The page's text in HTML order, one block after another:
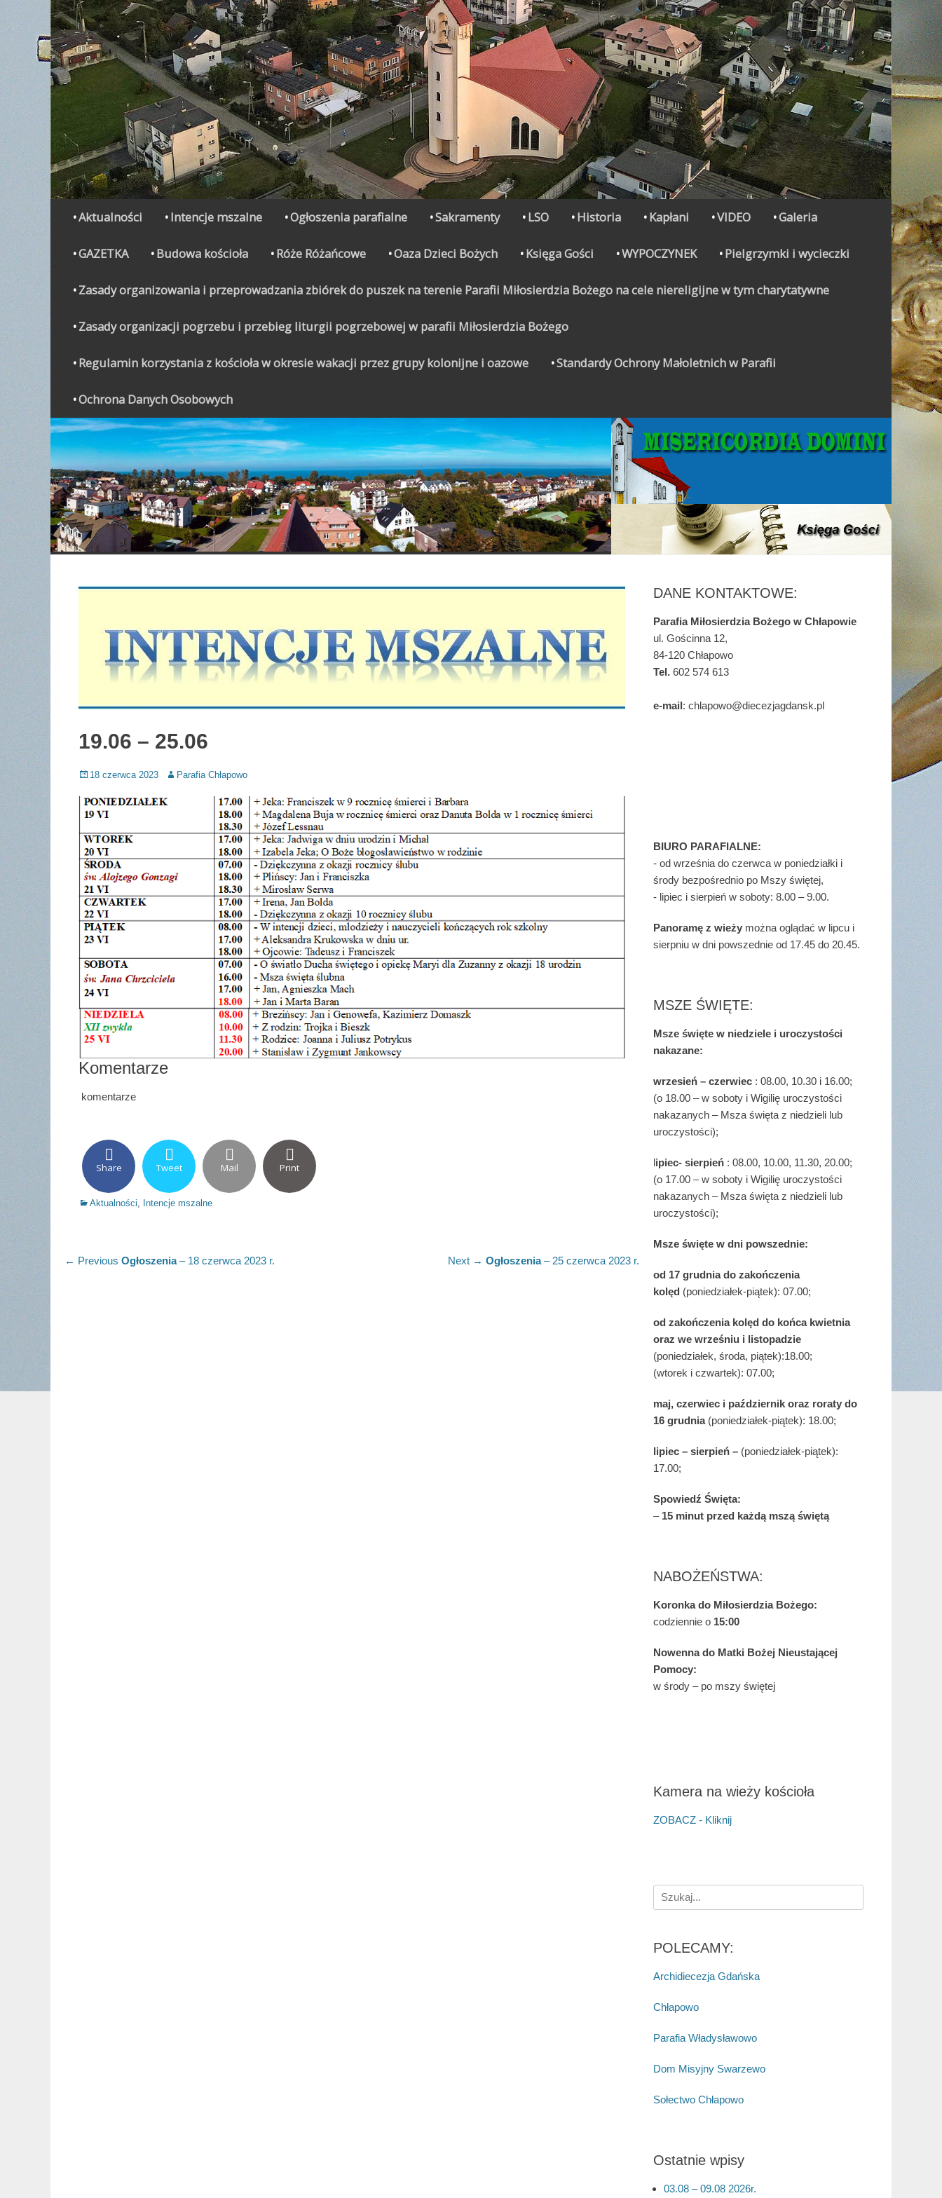
Secondary Menu
Aktualności Intencje mszalne Ogłoszenia parafialne Sakramenty LSO Historia Kapłani VIDEO Galeria
GAZETKA Budowa kościoła Róże Różańcowe Oaza Dzieci Bożych Księga Gości WYPOCZYNEK Pielgrzymki i wycieczki
Zasady organizowania i przeprowadzania zbiórek do puszek na terenie Parafii Miłosierdzia Bożego na cele niereligijne w tym charytatywne
Zasady organizacji pogrzebu i przebieg liturgii pogrzebowej w parafii Miłosierdzia Bożego
Regulamin korzystania z kościoła w okresie wakacji przez grupy kolonijne i oazowe Standardy Ochrony Małoletnich w Parafii
Ochrona Danych Osobowych
WYPOCZYNEK
Gazetka Parafialna
19.06 – 25.06
Posted
18 czerwca 2023 Author
Parafia Chłapowo
Komentarze
komentarze
Share Tweet Mail Print
Categories
Aktualności, Intencje mszalne
Nawigacja
← Previous Previous
Ogłoszenia– 18 czerwca 2023 r. Next → Next
Ogłoszenia– 25 czerwca 2023 r.
DANE KONTAKTOWE:
Parafia Miłosierdzia Bożego w Chłapowie
ul. Gościnna 12,
84-120 Chłapowo
Tel. 602 574 613
e-mail: chlapowo@diecezjagdansk.pl
BIURO PARAFIALNE:
- od września do czerwca w poniedziałki i
środy bezpośrednio po Mszy świętej,
- lipiec i sierpień w soboty: 8.00 – 9.00.
Panoramę z wieży można oglądać w lipcu i
sierpniu w dni powszednie od 17.45 do 20.45.
MSZE ŚWIĘTE:
Msze święte w niedziele i uroczystości
nakazane:
wrzesień – czerwiec : 08.00, 10.30 i 16.00;
(o 18.00 – w soboty i Wigilię uroczystości
nakazanych – Msza święta z niedzieli lub
uroczystości);
lipiec- sierpień : 08.00, 10.00, 11.30, 20.00;
(o 17.00 – w soboty i Wigilię uroczystości
nakazanych – Msza święta z niedzieli lub
uroczystości);
Msze święte w dni powszednie:
od 17 grudniado zakończenia
kolęd (poniedziałek-piątek): 07.00;
od zakończenia kolęd do końca kwietnia
oraz we wrześniu i listopadzie
(poniedziałek, środa, piątek):18.00;
(wtorek i czwartek): 07.00;
maj, czerwiec i październik oraz roraty do
16 grudnia (poniedziałek-piątek): 18.00;
lipiec – sierpień – (poniedziałek-piątek):
17.00;
Spowiedź Święta:
– 15 minut przed każdą mszą świętą
NABOŻEŃSTWA:
Koronka do Miłosierdzia Bożego:
codziennie o 15:00
Nowenna do Matki Bożej Nieustającej
Pomocy:
w środy – po mszy świętej
Kamera na wieży kościoła
ZOBACZ - Kliknij
Search
for:
POLECAMY:
Archidiecezja Gdańska
Chłapowo
Parafia Władysławowo
Dom Misyjny Swarzewo
Sołectwo Chłapowo
Ostatnie wpisy
03.08 – 09.08 2026r.